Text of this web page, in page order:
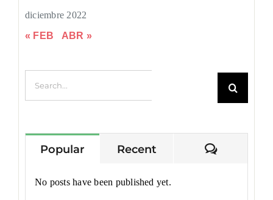
diciembre 2022
« FEB ABR »
Popular Recent
No posts have been published yet.